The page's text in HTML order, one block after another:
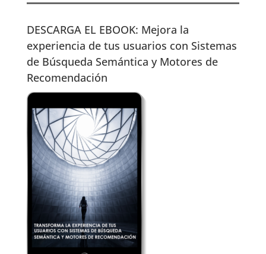
DESCARGA EL EBOOK: Mejora la
experiencia de tus usuarios con Sistemas
de Búsqueda Semántica y Motores de
Recomendación